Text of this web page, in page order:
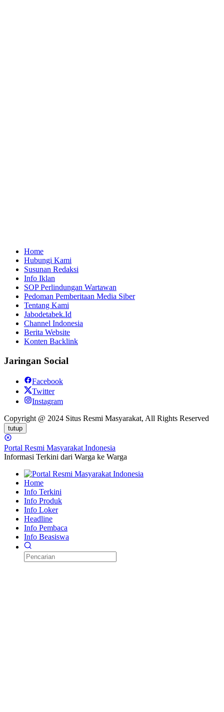
Home
Hubungi Kami
Susunan Redaksi
Info Iklan
SOP Perlindungan Wartawan
Pedoman Pemberitaan Media Siber
Tentang Kami
Jabodetabek.Id
Channel Indonesia
Berita Website
Konten Backlink
Jaringan Social
Facebook
Twitter
Instagram
Copyright @ 2024 Situs Resmi Masyarakat, All Rights Reserved
tutup
Portal Resmi Masyarakat Indonesia
Informasi Terkini dari Warga ke Warga
Home
Info Terkini
Info Produk
Info Loker
Headline
Info Pembaca
Info Beasiswa